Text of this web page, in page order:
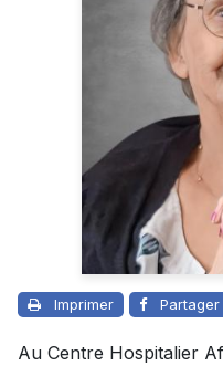
Imprimer Partager
Au Centre Hospitalier